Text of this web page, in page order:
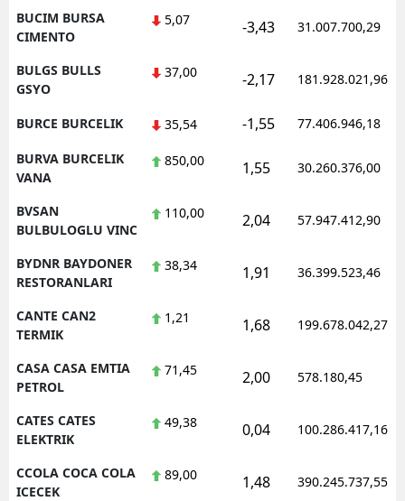
BUCIM BURSA
CIMENTO
5,07 -3,43 31.007.700,29
BULGS BULLS
GSYO
37,00 -2,17 181.928.021,96
BURCE BURCELIK 35,54 -1,55 77.406.946,18
BURVA BURCELIK
VANA
850,00 1,55 30.260.376,00
BVSAN
BULBULOGLU VINC
110,00 2,04 57.947.412,90
BYDNR BAYDONER
RESTORANLARI
38,34 1,91 36.399.523,46
CANTE CAN2
TERMIK
1,21 1,68 199.678.042,27
CASA CASA EMTIA
PETROL
71,45 2,00 578.180,45
CATES CATES
ELEKTRIK
49,38 0,04 100.286.417,16
CCOLA COCA COLA
ICECEK
89,00 1,48 390.245.737,55